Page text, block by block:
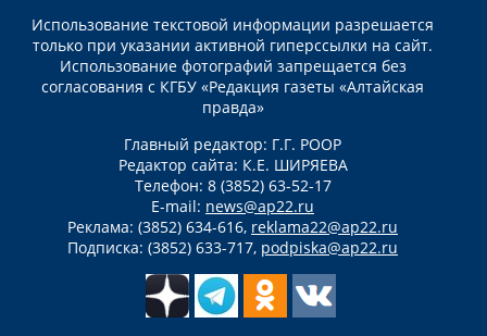
Использование текстовой информации разрешается
только при указании активной гиперссылки на сайт.
Использование фотографий запрещается без
согласования с КГБУ «Редакция газеты «Алтайская
правда»
Главный редактор: Г.Г. РООР
Редактор сайта: К.Е. ШИРЯЕВА
Телефон: 8 (3852) 63-52-17
E-mail: news@ap22.ru
Реклама: (3852) 634-616, reklama22@ap22.ru
Подписка: (3852) 633-717, podpiska@ap22.ru